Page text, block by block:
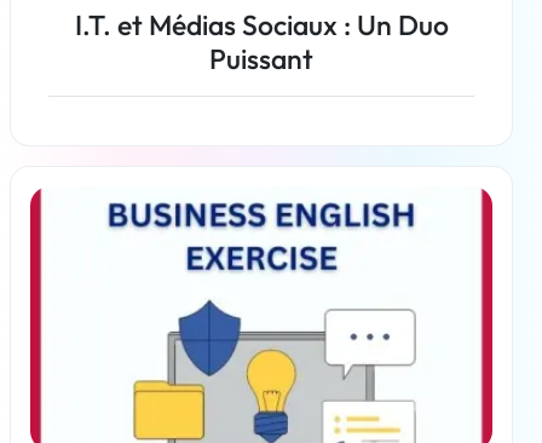
I.T. et Médias Sociaux : Un Duo
Puissant